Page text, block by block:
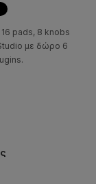
pads, 8 knobs
Studio με δώρο 6